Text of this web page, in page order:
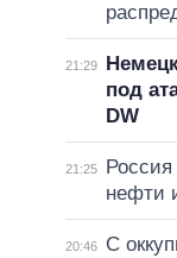
21:29
под
DW
21:25
нефти
20:46
С